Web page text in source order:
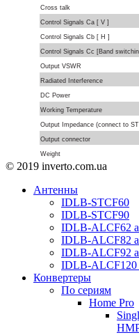
Cross talk
Control Signals Ca [ V ]
Control Signals Cb [ H ]
Control Signals Cc [Band
Output VSWR
Radiated Interference
DC Power
Working Temperature
Output Impedance (connect to
Output connector
Weight
© 2019 inverto.com.ua
Антенны
IDLB-STCF60
IDLB-STCF90
IDLB-ALCF62
IDLB-ALCF82
IDLB-ALCF92
IDLB-ALCF120
Конвертеры
По сериям
Home Pro